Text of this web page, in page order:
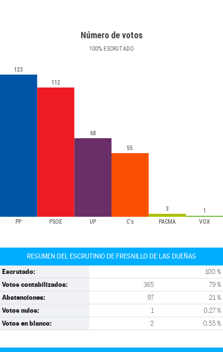
Número de votos
100% ESCRUTADO
PP PSOE UP C's PACMA VOX
123
112
68
55
3 1
RESUMEN DEL ESCRUTINIO DE FRESNILLO DE LAS DUEÑAS
Escrutado: 100 %
Votos contabilizados: 365 79 %
Abstenciones: 97 21 %
Votos nulos: 1 0,27 %
Votos en blanco: 2 0,55 %